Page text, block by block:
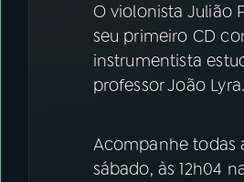
YouTube
Instagram X
O violonista Julião
seu primeiro CD
instrumentista
professor João Lyra.
Acompanhe todas
sábado, às 12h04